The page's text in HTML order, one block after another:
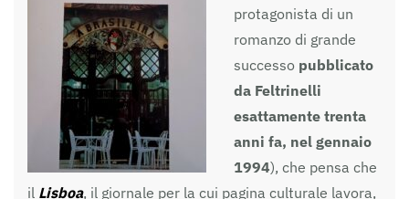
protagonista di un
romanzo di grande
successo pubblicato
da Feltrinelli
esattamente trenta
anni fa, nel gennaio
1994), che pensa che
il Lisboa, il giornale per la cui pagina culturale lavora,